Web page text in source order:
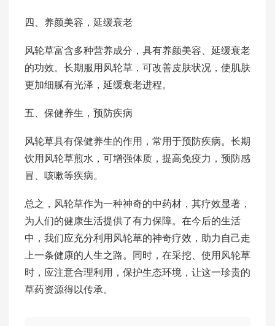
四、养颜美容，延缓衰老
风轮草富含多种营养成分，具有养颜美容、延缓衰老
的功效。长期服用风轮草，可改善皮肤状况，使肌肤
更加细腻有光泽，延缓衰老进程。
五、保健养生，预防疾病
风轮草具有保健养生的作用，常用于预防疾病。长期
饮用风轮草煎水，可增强体质，提高免疫力，预防感
冒、咳嗽等疾病。
总之，风轮草作为一种神奇的中药材，其疗效显著，
为人们的健康生活提供了有力保障。在今后的生活
中，我们应充分利用风轮草的神奇疗效，助力自己走
上一条健康的人生之路。同时，在采挖、使用风轮草
时，应注意合理利用，保护生态环境，让这一珍贵的
草药资源得以传承。